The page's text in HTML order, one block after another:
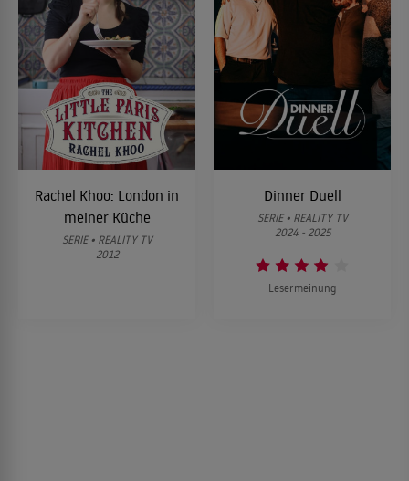
Rachel Khoo: London in
meiner Küche
SERIE • REALITY TV
2012
Dinner Duell
SERIE • REALITY TV
2024 - 2025
Lesermeinung